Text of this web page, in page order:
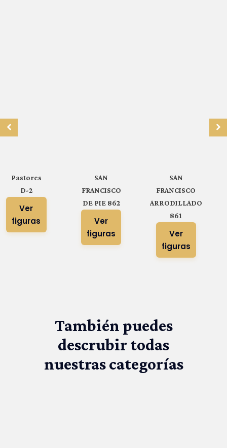
Pastores
D-2
Ver
figuras
SAN
FRANCISCO
DE PIE 862
Ver
figuras
SAN
FRANCISCO
ARRODILLADO
861
Ver
figuras
También puedes
descrubir todas
nuestras categorías